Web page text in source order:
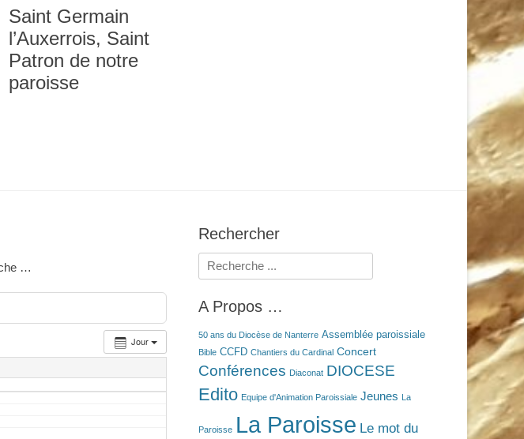
Saint Germain
l’Auxerrois, Saint
Patron de notre
paroisse
…
Jour
Rechercher
Rechercher :
A Propos …
50 ans du Diocèse de Nanterre Assemblée paroissiale
Bible CCFD Chantiers du Cardinal Concert
Conférences Diaconat DIOCESE
Edito Equipe d'Animation Paroissiale Jeunes La
Paroisse La Paroisse Le mot du